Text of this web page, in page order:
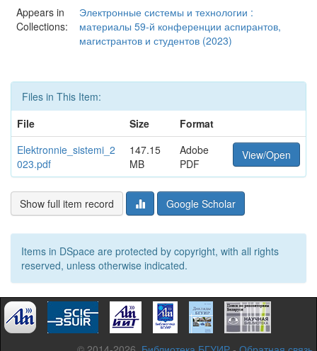
Appears in
Collections:
Электронные системы и технологии :
материалы 59-й конференции аспирантов,
магистрантов и студентов (2023)
Files in This Item:
File
Size
Format
Elektronnie_sistemi_2
023.pdf
147.15
MB
Adobe
PDF
View/Open
Show full item record Google Scholar
Items in DSpace are protected by copyright, with all rights
reserved, unless otherwise indicated.